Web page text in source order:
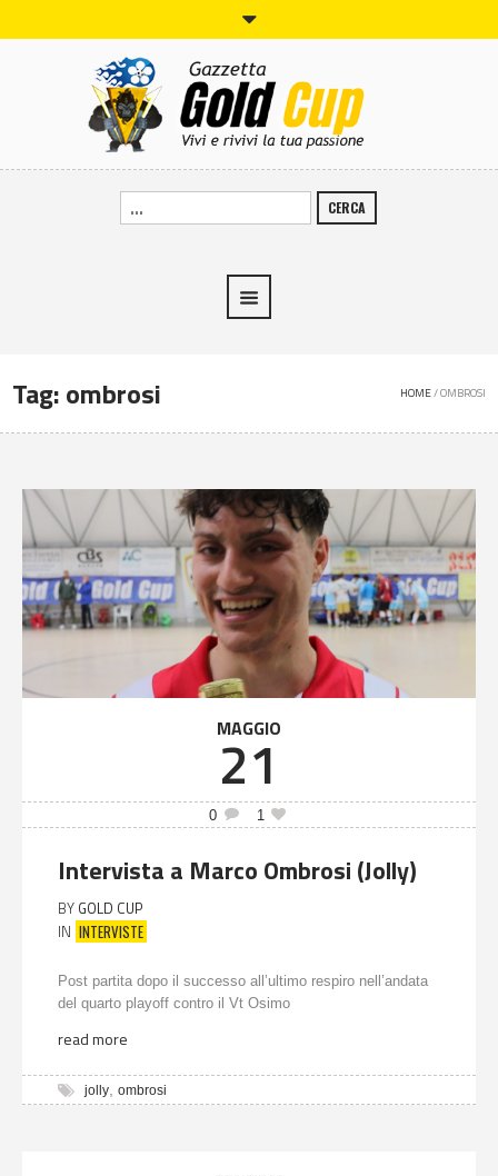
CERCA
Tag:ombrosi HOME/OMBROSI
MAGGIO
21
0 1
Intervista a Marco Ombrosi (Jolly)
BY GOLD CUP
IN INTERVISTE
Post partita dopo il successo all’ultimo respiro nell’andata
del quarto playoff contro il Vt Osimo
read more
jolly ombrosi